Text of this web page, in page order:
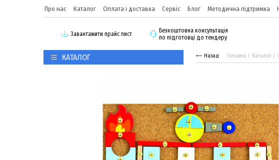
Про нас Каталог Оплата і доставка Сервіс Блог Методична підтримка
3авантажити прайс лист
Безкоштовна консультація
по підготовці до тендеру
КАТАЛОГ Назад Головна Каталог